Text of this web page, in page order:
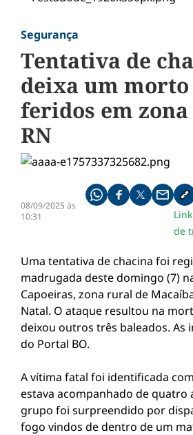
Segurança
Tentativa de
deixa um morto
feridos em
RN
08/09/2025 às
10:31
Compartilhe pelo
Compartilhar no
de
Uma tentativa de chacina foi
madrugada deste domingo (7)
Capoeiras, zona rural de
Natal. O ataque resultou na
deixou outros três baleados. As
do Portal BO.
A vítima fatal foi identificada
estava acompanhado de quatro
grupo foi surpreendido por
fogo vindos de dentro de um